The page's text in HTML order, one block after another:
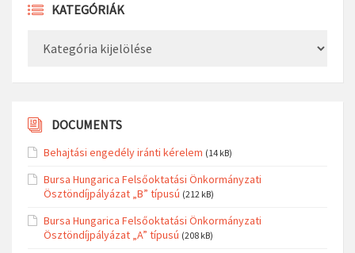
KATEGÓRIÁK
DOCUMENTS
Behajtási engedély iránti kérelem (14 kB)
Bursa Hungarica Felsőoktatási Önkormányzati
Ösztöndíjpályázat „B” típusú (212 kB)
Bursa Hungarica Felsőoktatási Önkormányzati
Ösztöndíjpályázat „A” típusú (208 kB)